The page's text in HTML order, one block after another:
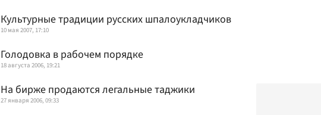
Культурные традиции русских шпалоукладчиков
10 мая 2007, 17:10
Голодовка в рабочем порядке
18 августа 2006, 19:21
На бирже продаются легальные таджики
27 января 2006, 09:33